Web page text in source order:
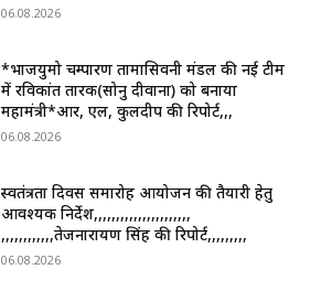
06.08.2026
*भाजयुमो चम्पारण तामासिवनी मंडल की नई टीम
में रविकांत तारक(सोनु दीवाना) को बनाया
महामंत्री*आर, एल, कुलदीप की रिपोर्ट,,,
06.08.2026
स्वतंत्रता दिवस समारोह आयोजन की तैयारी हेतु
आवश्यक निर्देश,,,,,,,,,,,,,,,,,,,,,,
,,,,,,,,,,,,तेजनारायण सिंह की रिपोर्ट,,,,,,,,,
06.08.2026